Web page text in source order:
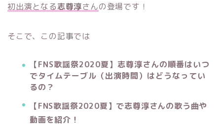
初出演となる志尊淳さんの登場です！
そこで、この記事では
【FNS歌謡祭2020夏】志尊淳さんの順番はいつ
でタイムテーブル（出演時間）はどうなってい
るの？
【FNS歌謡祭2020夏】で志尊淳さんの歌う曲や
動画を紹介！